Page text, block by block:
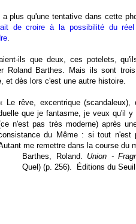
plus qu'une tentative dans cette
de croire à la possibilité du
.
ils que deux, ces potelets,
Roland Barthes. Mais ils sont
et dès lors c'est une autre histoire.
Le rêve, excentrique
que je fantasme, je veux qu'il
n'est pas très moderne) après
du Même : si tout
me remettre dans la course du
Barthes, Roland. Union -
Quel) (p. 256). Éditions du